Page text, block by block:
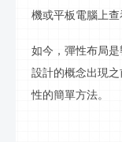
機或平板電腦上查
如今，彈性布局
設計的概念出現
性的簡單方法。